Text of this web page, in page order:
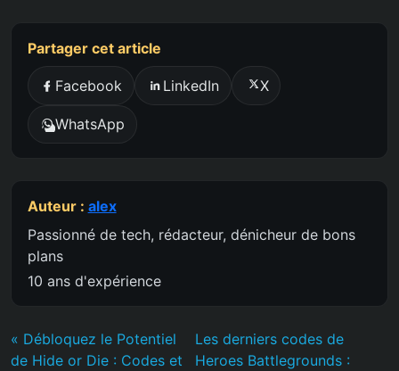
Partager cet article
Facebook LinkedIn X
WhatsApp
Auteur : alex
Passionné de tech, rédacteur, dénicheur de bons
plans
10 ans d'expérience
« Débloquez le Potentiel
de Hide or Die : Codes et
Les derniers codes de
Heroes Battlegrounds :